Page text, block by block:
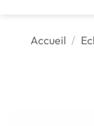
Accueil /